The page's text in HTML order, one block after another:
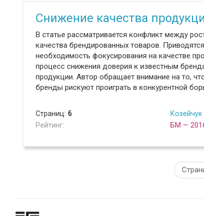
Снижение качества
В статье рассматривается конфликт между
качества брендированных товаров.
необходимость фокусирования на качестве
процесс снижения доверия к известным
продукции. Автор обращает внимание на то,
бренды рискуют проиграть в конкурентной
Страниц: 6
Рейтинг:
Козейчук
БМ —